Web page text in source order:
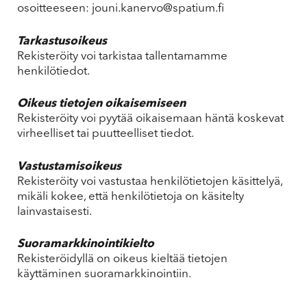
osoitteeseen: jouni.kanervo@spatium.fi
Tarkastusoikeus
Rekisteröity voi tarkistaa tallentamamme
henkilötiedot.
Oikeus tietojen oikaisemiseen
Rekisteröity voi pyytää oikaisemaan häntä koskevat
virheelliset tai puutteelliset tiedot.
Vastustamisoikeus
Rekisteröity voi vastustaa henkilötietojen käsittelyä,
mikäli kokee, että henkilötietoja on käsitelty
lainvastaisesti.
Suoramarkkinointikielto
Rekisteröidyllä on oikeus kieltää tietojen
käyttäminen suoramarkkinointiin.